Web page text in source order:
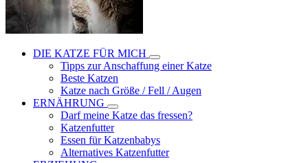
DIE KATZE FÜR MICH
Tipps zur Anschaffung einer Katze
Beste Katzen
Katze nach Größe / Fell / Augen
ERNÄHRUNG
Darf meine Katze das fressen?
Katzenfutter
Essen für Katzenbabys
Alternatives Katzenfutter